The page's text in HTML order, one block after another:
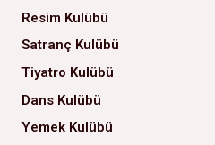
Resim Kulübü
Satranç Kulübü
Tiyatro Kulübü
Dans Kulübü
Yemek Kulübü